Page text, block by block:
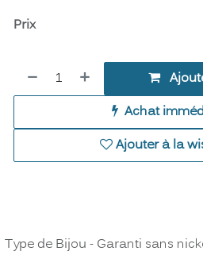
Achat
Ajouter à la
Prix
Type de Bijou - Garanti sans